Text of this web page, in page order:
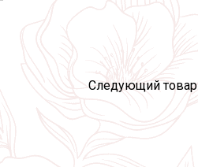
Следующий товар